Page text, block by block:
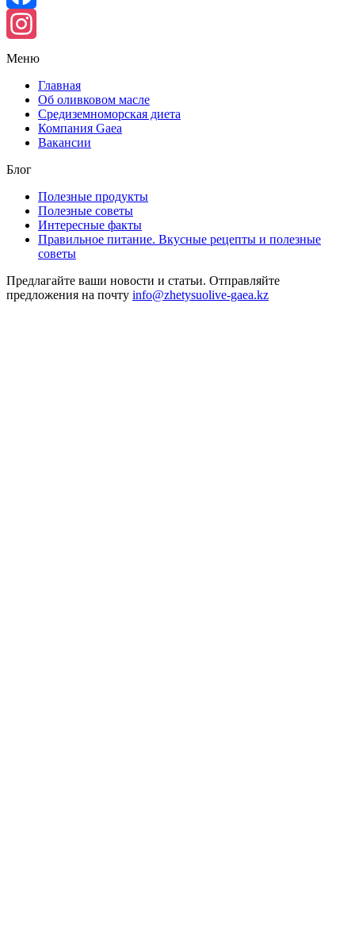
Facebook
Instagram
Меню
Главная
Об оливковом масле
Средиземноморская диета
Компания Gaea
Вакансии
Блог
Полезные продукты
Полезные советы
Интересные факты
Правильное питание. Вкусные рецепты и полезные
советы
Предлагайте ваши новости и статьи. Отправляйте
предложения на почту info@zhetysuolive-gaea.kz